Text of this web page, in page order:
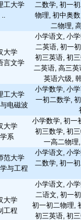
工大学
..
二数学, 初一
物理, 初中奥
二物理,
大学
言文学
小学语文, 小
二英语, 初一
初三英语, 初
二英语, 高三
英语六级,
工大学
电磁波
小学数学, 小
一初二数学,
大学
系
小学数学, 初一
初三数学, 初
一高二物理
范大学
与工程
小学语文, 小
二数学, 初一
大学
工程
小学语文, 小
二语文, 初一
初一初二物理,
初三英语, 初